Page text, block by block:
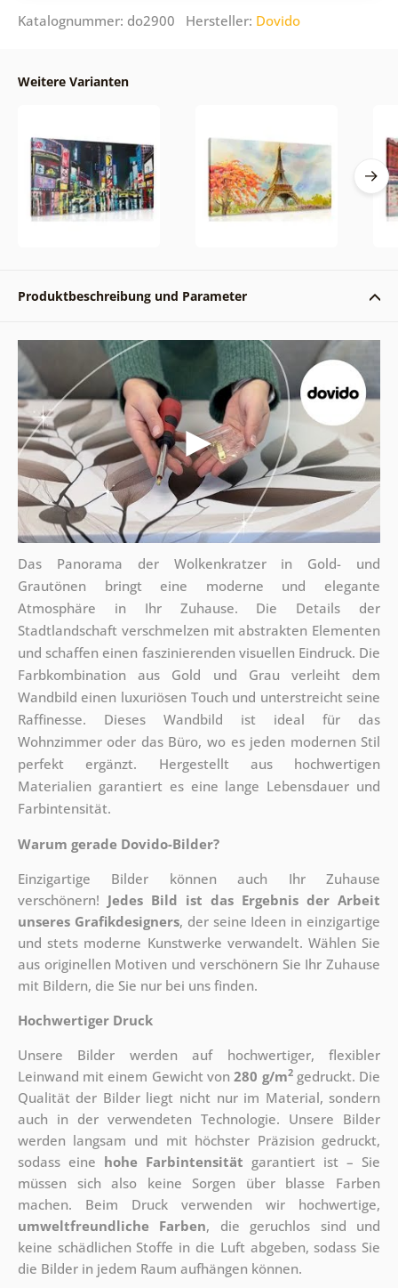
Katalognummer: do2900 Hersteller: Dovido
Weitere Varianten
Produktbeschreibung und Parameter
Das Panorama der Wolkenkratzer in Gold- und
Grautönen bringt eine moderne und elegante
Atmosphäre in Ihr Zuhause. Die Details der
Stadtlandschaft verschmelzen mit abstrakten Elementen
und schaffen einen faszinierenden visuellen Eindruck. Die
Farbkombination aus Gold und Grau verleiht dem
Wandbild einen luxuriösen Touch und unterstreicht seine
Raffinesse. Dieses Wandbild ist ideal für das
Wohnzimmer oder das Büro, wo es jeden modernen Stil
perfekt ergänzt. Hergestellt aus hochwertigen
Materialien garantiert es eine lange Lebensdauer und
Farbintensität.
Warum gerade Dovido-Bilder?
Einzigartige Bilder können auch Ihr Zuhause
verschönern! Jedes Bild ist das Ergebnis der Arbeit
unseres Grafikdesigners, der seine Ideen in einzigartige
und stets moderne Kunstwerke verwandelt. Wählen Sie
aus originellen Motiven und verschönern Sie Ihr Zuhause
mit Bildern, die Sie nur bei uns finden.
Hochwertiger Druck
Unsere Bilder werden auf hochwertiger, flexibler
Leinwand mit einem Gewicht von280 g/m2gedruckt. Die
Qualität der Bilder liegt nicht nur im Material, sondern
auch in der verwendeten Technologie. Unsere Bilder
werden langsam und mit höchster Präzision gedruckt,
sodass eine hohe Farbintensität garantiert ist – Sie
müssen sich also keine Sorgen über blasse Farben
machen. Beim Druck verwenden wir hochwertige,
umweltfreundliche Farben, die geruchlos sind und
keine schädlichen Stoffe in die Luft abgeben, sodass Sie
die Bilder in jedem Raum aufhängen können.